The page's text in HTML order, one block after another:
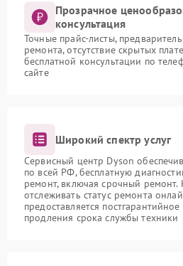
Прозрачное
консультация
Точные прайс-листы,
ремонта, отсутствие скрытых
бесплатной консультации по
сайте
Широкий спектр услуг
Сервисный центр Dyson
по всей РФ, бесплатную
ремонт, включая срочный ремонт.
отслеживать статус ремонта
предоставляется
продления срока службы техники